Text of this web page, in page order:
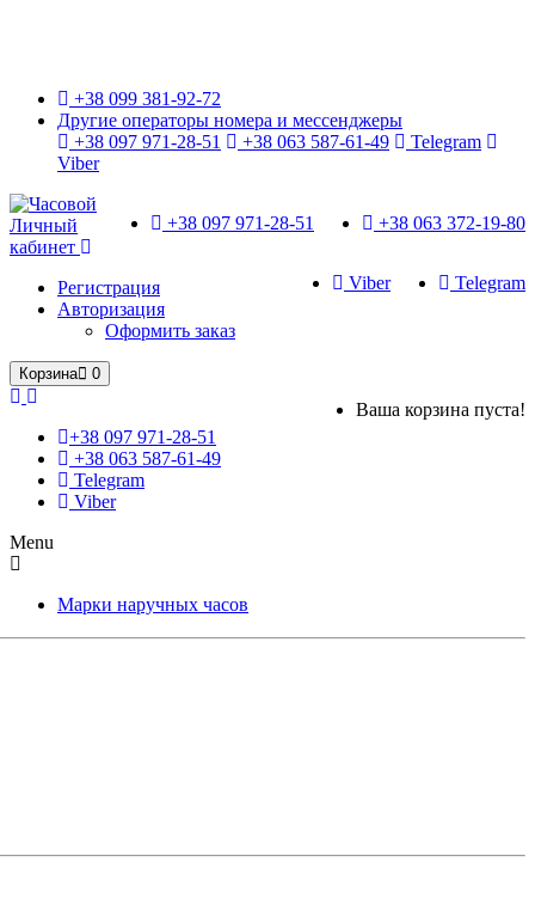
+38 099 381-92-72
Другие операторы номера и мессенджеры
+38 097 971-28-51
+38 063 587-61-49
Telegram
Viber
+38 063 372-19-80
+38 097 971-28-51
Telegram
Viber
Личный
кабинет
Регистрация
Авторизация
Оформить заказ
Корзина 0
Ваша корзина пуста!
+38 097 971-28-51
+38 063 587-61-49
Telegram
Viber
Menu
Марки наручных часов